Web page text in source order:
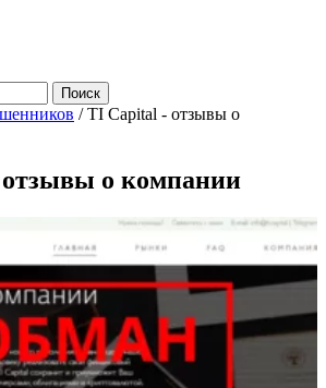
/TI Capital - отзывы о
о компании